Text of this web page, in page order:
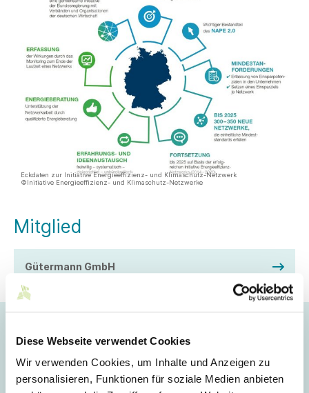
Diese Webseite verwendet Cookies
Wir verwenden Cookies, um Inhalte und Anzeigen zu
personalisieren, Funktionen für soziale Medien anbieten
Eckdaten zur Initiative Energieeffizienz- und Klimaschutz-Netzwerk
©Initiative Energieeffizienz- und Klimaschutz-Netzwerke
Mitglied
Gütermann GmbH
Energieeffizienz- und Klimaschutz-Netzwerke bestehen im
Durchschnitt aus acht bis 15 Unternehmen, die sich für zwei
bis drei Jahre zusammenschließen und sich gemeinsame